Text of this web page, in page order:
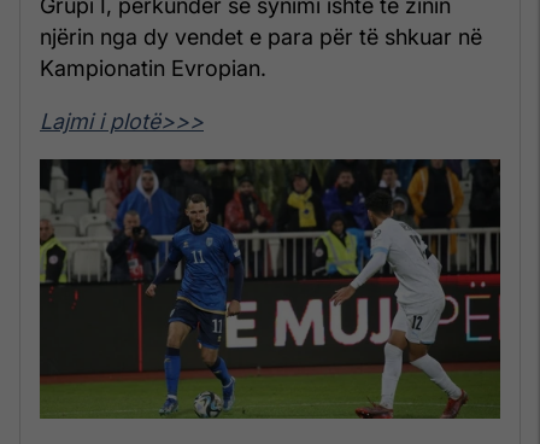
Grupi I, përkundër se synimi ishte të zinin
njërin nga dy vendet e para për të shkuar në
Kampionatin Evropian.
Lajmi i plotë>>>